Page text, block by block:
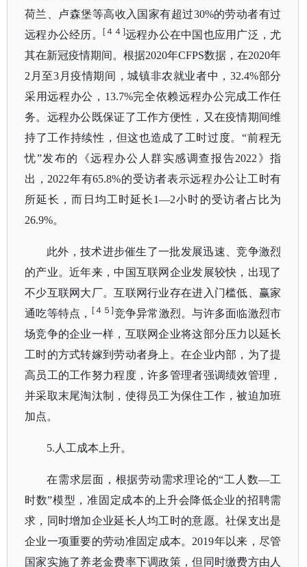
荷兰、卢森堡等高收入国家有超过30%的劳动者有过
远程办公经历。
[４４]远程办公在中国也应用广泛，尤
其在新冠疫情期间。根据2020年CFPS数据，在2020年
2月至3月疫情期间，城镇非农就业者中，32.4%部分
采用远程办公，13.7%完全依赖远程办公完成工作任
务。远程办公既保证了工作方便性，又在疫情期间维
持了工作持续性，但这也造成了工时过度。“前程无
忧”发布的《远程办公人群实感调查报告2022》指
出，2022年有65.8%的受访者表示远程办公让工时有
所延长，而日均工时延长1—2小时的受访者占比为
26.9%。
此外，技术进步催生了一批发展迅速、竞争激烈
的产业。近年来，中国互联网企业发展较快，出现了
不少互联网大厂。互联网行业存在进入门槛低、赢家
通吃等特点，
[４５]竞争异常激烈。与许多面临激烈市
场竞争的企业一样，互联网企业将这部分压力以延长
工时的方式转嫁到劳动者身上。在企业内部，为了提
高员工的工作努力程度，许多管理者强调绩效管理，
并采取末尾淘汰制，使得员工为保住工作，被迫加班
加点。
5.人工成本上升。
在需求层面，根据劳动需求理论的“工人数—工
时数”模型，准固定成本的上升会降低企业的招聘需
求，同时增加企业延长人均工时的意愿。社保支出是
企业一项重要的劳动准固定成本。2019年以来，尽管
国家实施了养老金费率下调政策，但同时缴费方由人